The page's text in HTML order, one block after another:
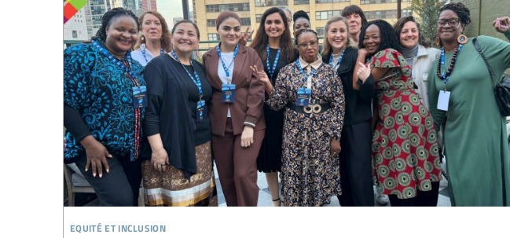
equité et inclusion